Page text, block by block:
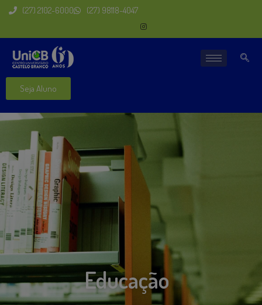
(27) 2102-6000 (27) 98118-4047
Seja Aluno
Educação